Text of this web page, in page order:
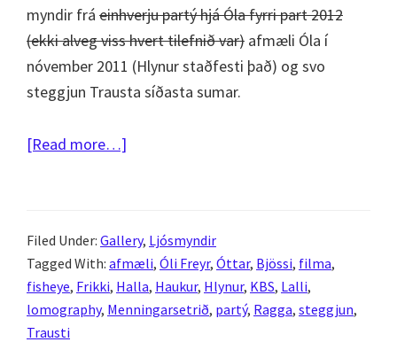
myndir frá einhverju partý hjá Óla fyrri part 2012
(ekki alveg viss hvert tilefnið var) afmæli Óla í
nóvember 2011 (Hlynur staðfesti það) og svo
steggjun Trausta síðasta sumar.
[Read more…]
Afmæli
2011
og
steggjun
Filed Under: Gallery, Ljósmyndir
Tagged With: afmæli, Óli Freyr, Óttar, Bjössi, filma,
fisheye, Frikki, Halla, Haukur, Hlynur, KBS, Lalli,
lomography, Menningarsetrið, partý, Ragga, steggjun,
Trausti